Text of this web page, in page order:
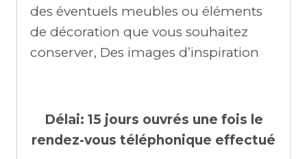
des éventuels meubles ou éléments
de décoration que vous souhaitez
conserver, Des images d’inspiration
Délai: 15 jours ouvrés une fois le
rendez-vous téléphonique effectué